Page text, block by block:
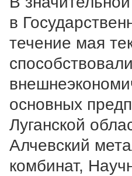
в
течение мая
основных
Луганской
Алчевский
комбинат,